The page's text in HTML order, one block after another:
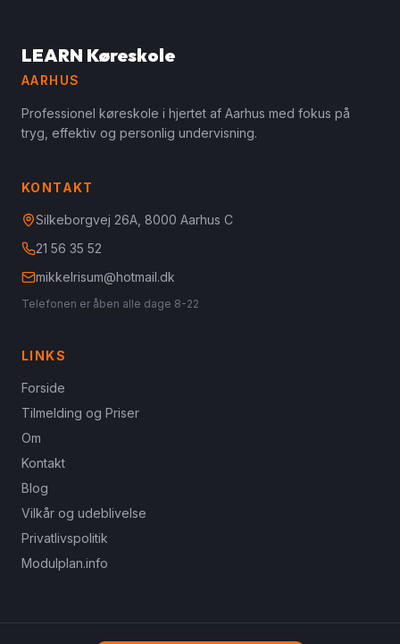
LEARN Køreskole
AARHUS
Professionel køreskole i hjertet af Aarhus med fokus på
tryg, effektiv og personlig undervisning.
KONTAKT
Silkeborgvej 26A, 8000 Aarhus C
21 56 35 52
mikkelrisum@hotmail.dk
Telefonen er åben alle dage 8-22
LINKS
Forside
Tilmelding og Priser
Om
Kontakt
Blog
Vilkår og udeblivelse
Privatlivspolitik
Modulplan.info